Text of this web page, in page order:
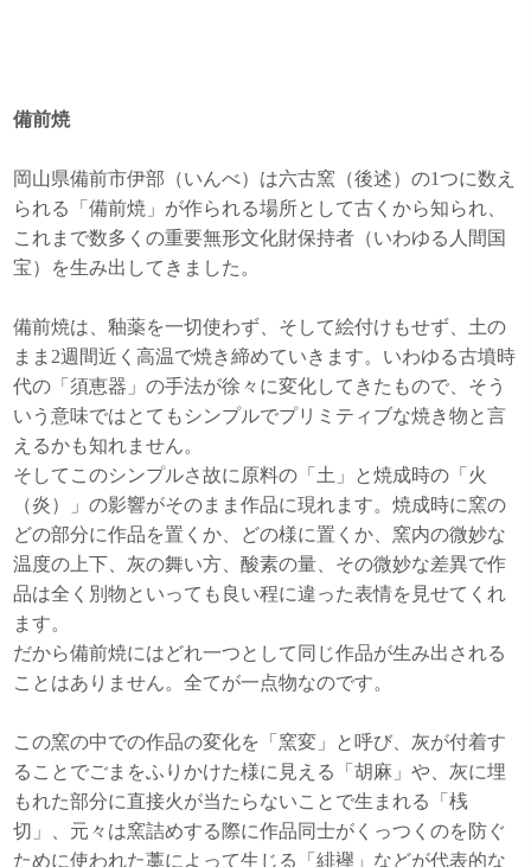
備前焼
岡山県備前市伊部（いんべ）は六古窯（後述）の1つに数え
られる「備前焼」が作られる場所として古くから知られ、
これまで数多くの重要無形文化財保持者（いわゆる人間国
宝）を生み出してきました。
備前焼は、釉薬を一切使わず、そして絵付けもせず、土の
まま2週間近く高温で焼き締めていきます。いわゆる古墳時
代の「須恵器」の手法が徐々に変化してきたもので、そう
いう意味ではとてもシンプルでプリミティブな焼き物と言
えるかも知れません。
そしてこのシンプルさ故に原料の「土」と焼成時の「火
（炎）」の影響がそのまま作品に現れます。焼成時に窯の
どの部分に作品を置くか、どの様に置くか、窯内の微妙な
温度の上下、灰の舞い方、酸素の量、その微妙な差異で作
品は全く別物といっても良い程に違った表情を見せてくれ
ます。
だから備前焼にはどれ一つとして同じ作品が生み出される
ことはありません。全てが一点物なのです。
この窯の中での作品の変化を「窯変」と呼び、灰が付着す
ることでごまをふりかけた様に見える「胡麻」や、灰に埋
もれた部分に直接火が当たらないことで生まれる「桟
切」、元々は窯詰めする際に作品同士がくっつくのを防ぐ
ために使われた藁によって生じる「緋襷」などが代表的な